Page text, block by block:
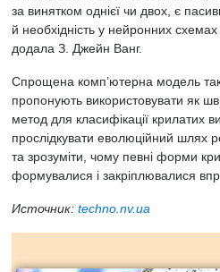
за винятком однієї чи двох, є
й необхідність у нейронних
додала З. Джейн Ванг.
Спрощена комп’ютерна модель
пропонують використовувати як
метод для класифікації крилатих
прослідкувати еволюційний шлях
та зрозуміти, чому певні форми
формувалися і закріплювалися
Источник: techno.nv.ua